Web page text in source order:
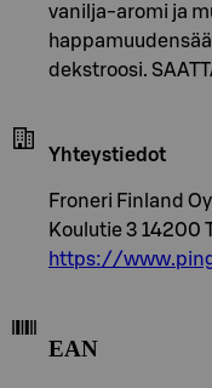
vanilja-aromi ja
dekstroosi.
Yhteystiedot
Froneri Finland Oy
Koulutie 3 14200
https://
EAN